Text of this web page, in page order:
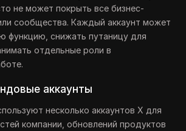
не может покрыть все бизнес-
сообщества. Каждый аккаунт может
функцию, снижать путаницу для
отдельные роли в
аккаунты
несколько аккаунтов X для
компании, обновлений продуктов